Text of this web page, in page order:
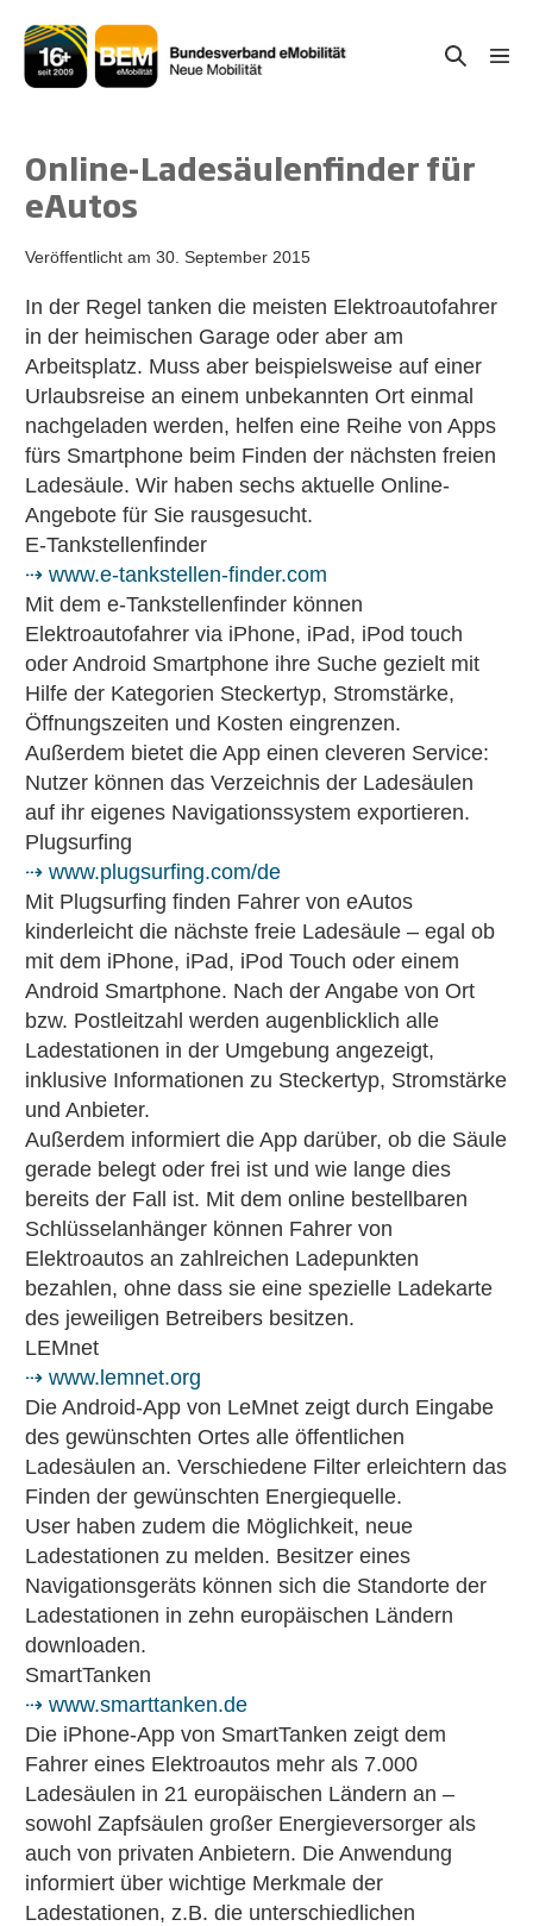
Inhalt
springen
Suche-
Online-Ladesäulenfinder für
eAutos
Veröffentlicht am 30. September 2015
In der Regel tanken die meisten Elektroautofahrer
in der heimischen Garage oder aber am
Arbeitsplatz. Muss aber beispielsweise auf einer
Urlaubsreise an einem unbekannten Ort einmal
nachgeladen werden, helfen eine Reihe von Apps
fürs Smartphone beim Finden der nächsten freien
Ladesäule. Wir haben sechs aktuelle Online-
Angebote für Sie rausgesucht.
E-Tankstellenfinder
⇢ www.e-tankstellen-finder.com
Mit dem e-Tankstellenfinder können
Elektroautofahrer via iPhone, iPad, iPod touch
oder Android Smartphone ihre Suche gezielt mit
Hilfe der Kategorien Steckertyp, Stromstärke,
Öffnungszeiten und Kosten eingrenzen.
Außerdem bietet die App einen cleveren Service:
Nutzer können das Verzeichnis der Ladesäulen
auf ihr eigenes Navigationssystem exportieren.
Plugsurfing
⇢ www.plugsurfing.com/de
Mit Plugsurfing finden Fahrer von eAutos
kinderleicht die nächste freie Ladesäule – egal ob
mit dem iPhone, iPad, iPod Touch oder einem
Android Smartphone. Nach der Angabe von Ort
bzw. Postleitzahl werden augenblicklich alle
Ladestationen in der Umgebung angezeigt,
inklusive Informationen zu Steckertyp, Stromstärke
und Anbieter.
Außerdem informiert die App darüber, ob die Säule
gerade belegt oder frei ist und wie lange dies
bereits der Fall ist. Mit dem online bestellbaren
Schlüsselanhänger können Fahrer von
Elektroautos an zahlreichen Ladepunkten
bezahlen, ohne dass sie eine spezielle Ladekarte
des jeweiligen Betreibers besitzen.
LEMnet
⇢ www.lemnet.org
Die Android-App von LeMnet zeigt durch Eingabe
des gewünschten Ortes alle öffentlichen
Ladesäulen an. Verschiedene Filter erleichtern das
Finden der gewünschten Energiequelle.
User haben zudem die Möglichkeit, neue
Ladestationen zu melden. Besitzer eines
Navigationsgeräts können sich die Standorte der
Ladestationen in zehn europäischen Ländern
downloaden.
SmartTanken
⇢ www.smarttanken.de
Die iPhone-App von SmartTanken zeigt dem
Fahrer eines Elektroautos mehr als 7.000
Ladesäulen in 21 europäischen Ländern an –
sowohl Zapfsäulen großer Energieversorger als
auch von privaten Anbietern. Die Anwendung
informiert über wichtige Merkmale der
Ladestationen, z.B. die unterschiedlichen